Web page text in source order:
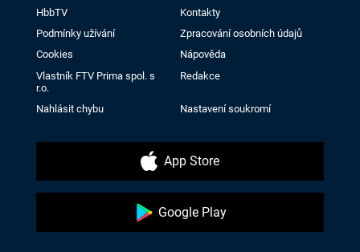
HbbTV
Kontakty
Podmínky užívání
Zpracování osobních údajů
Cookies
Nápověda
Vlastník FTV Prima spol. s
r.o.
Redakce
Nahlásit chybu Nastavení soukromí
App Store
Google Play